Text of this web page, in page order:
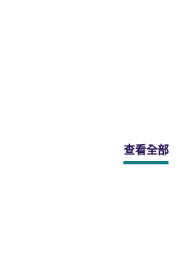
查看全部